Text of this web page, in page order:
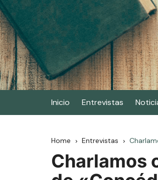
Skip
to
content
El periódico digital de los
Inicio Entrevistas
Home Entrevistas
Charlamos